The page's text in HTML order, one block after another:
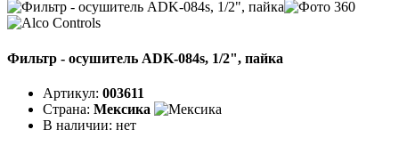
Фильтр - осушитель ADK-084s, 1/2", пайка
Артикул: 003611
Страна: Мексика
В наличии: нет